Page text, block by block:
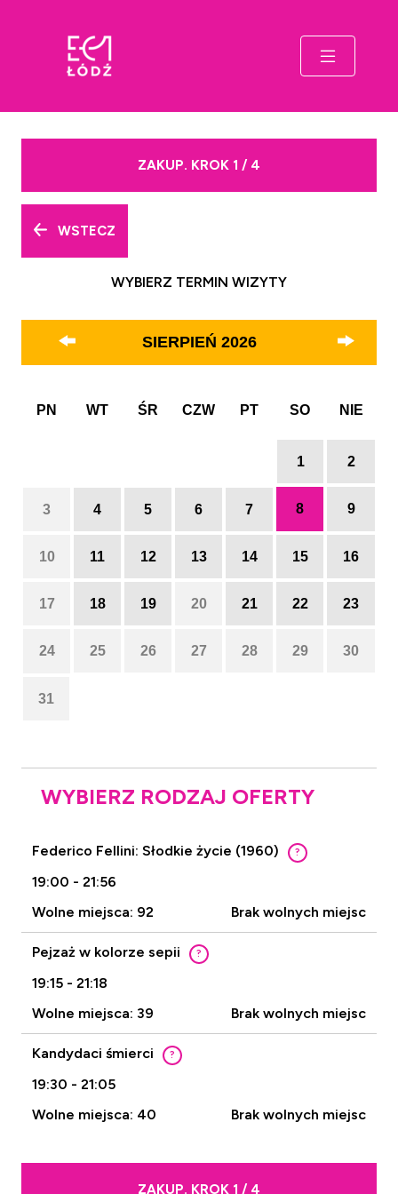
WSTECZ
ZAKUP. KROK 1 / 4
WYBIERZ TERMIN WIZYTY
SIERPIEŃ 2026
PN WT ŚR CZW PT SO NIE
1 2
3 4 5 6 7 8 9
10 11 12 13 14 15 16
17 18 19 20 21 22 23
24 25 26 27 28 29 30
31
WYBIERZ RODZAJ OFERTY
Federico Fellini: Słodkie życie (1960) ?
19:00 - 21:56
Wolne miejsca: 92
Brak wolnych miejsc
Pejzaż w kolorze sepii ?
19:15 - 21:18
Wolne miejsca: 39
Brak wolnych miejsc
Kandydaci śmierci ?
19:30 - 21:05
Wolne miejsca: 40
Brak wolnych miejsc
ZAKUP. KROK 1 / 4